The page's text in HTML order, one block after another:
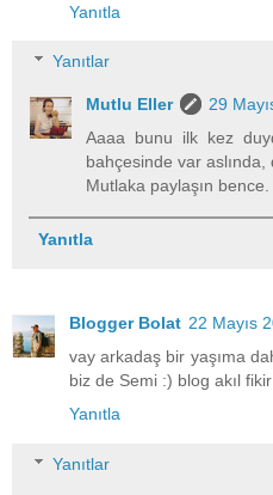
Yanıtla
Yanıtlar
Mutlu Eller
29
Aaaa bunu ilk kez
bahçesinde var aslında,
Mutlaka paylaşın
Yanıtla
Blogger Bolat 22 Mayıs
vay arkadaş bir yaşıma
biz de Semi :) blog akıl
Yanıtla
Yanıtlar